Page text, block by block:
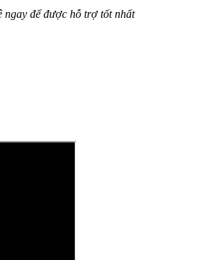
ngay để được hỗ trợ tốt nhất